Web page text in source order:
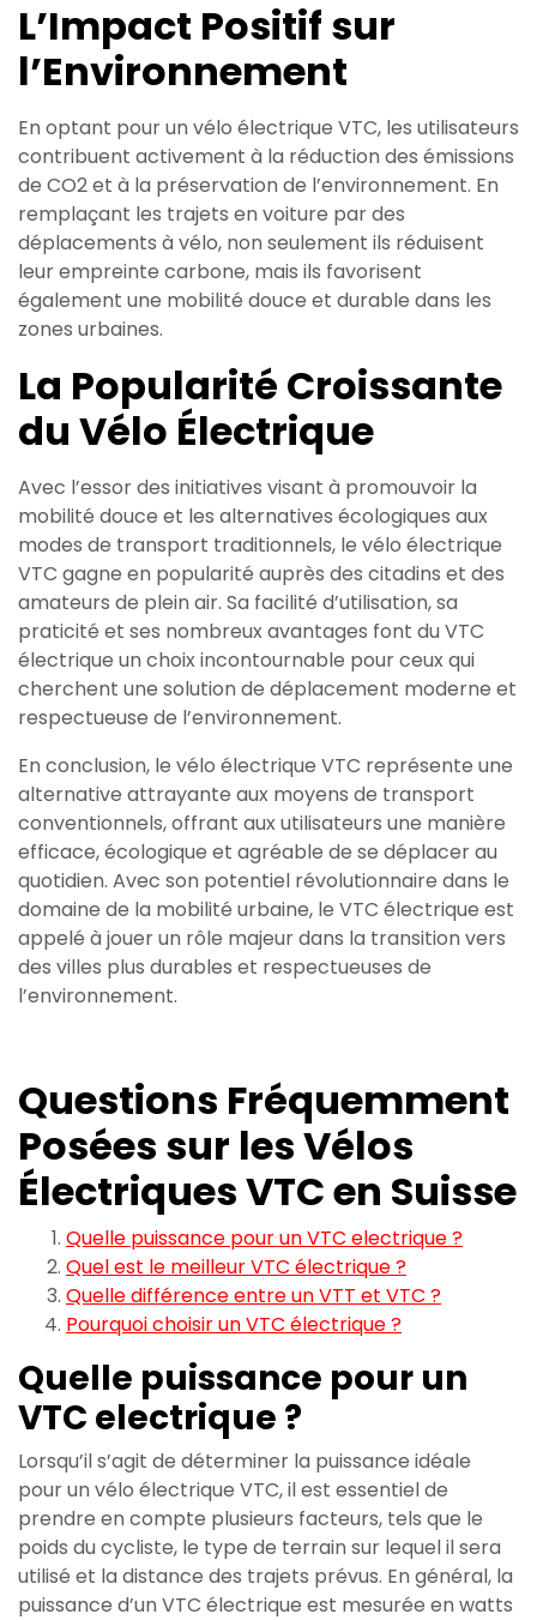
L’Impact Positif sur
l’Environnement
En optant pour un vélo électrique VTC, les utilisateurs
contribuent activement à la réduction des émissions
de CO2 et à la préservation de l’environnement. En
remplaçant les trajets en voiture par des
déplacements à vélo, non seulement ils réduisent
leur empreinte carbone, mais ils favorisent
également une mobilité douce et durable dans les
zones urbaines.
La Popularité Croissante
du Vélo Électrique
Avec l’essor des initiatives visant à promouvoir la
mobilité douce et les alternatives écologiques aux
modes de transport traditionnels, le vélo électrique
VTC gagne en popularité auprès des citadins et des
amateurs de plein air. Sa facilité d’utilisation, sa
praticité et ses nombreux avantages font du VTC
électrique un choix incontournable pour ceux qui
cherchent une solution de déplacement moderne et
respectueuse de l’environnement.
En conclusion, le vélo électrique VTC représente une
alternative attrayante aux moyens de transport
conventionnels, offrant aux utilisateurs une manière
efficace, écologique et agréable de se déplacer au
quotidien. Avec son potentiel révolutionnaire dans le
domaine de la mobilité urbaine, le VTC électrique est
appelé à jouer un rôle majeur dans la transition vers
des villes plus durables et respectueuses de
l’environnement.
Questions Fréquemment
Posées sur les Vélos
Électriques VTC en Suisse
Quelle puissance pour un VTC electrique ?
Quel est le meilleur VTC électrique ?
Quelle différence entre un VTT et VTC ?
Pourquoi choisir un VTC électrique ?
Quelle puissance pour un
VTC electrique ?
Lorsqu’il s’agit de déterminer la puissance idéale
pour un vélo électrique VTC, il est essentiel de
prendre en compte plusieurs facteurs, tels que le
poids du cycliste, le type de terrain sur lequel il sera
utilisé et la distance des trajets prévus. En général, la
puissance d’un VTC électrique est mesurée en watts